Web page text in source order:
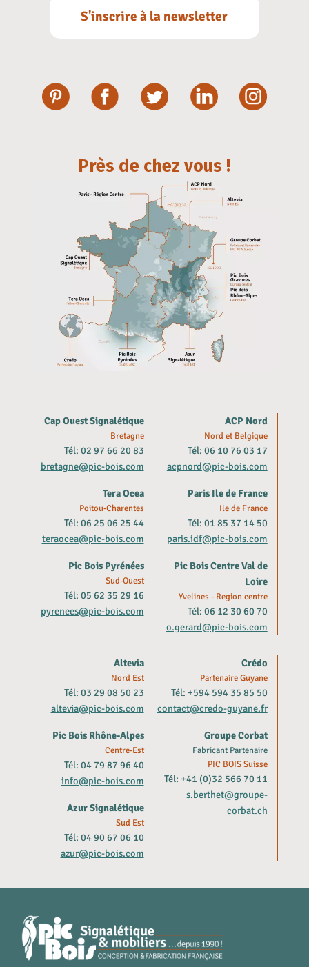
S'inscrire à la newsletter
Près de chez vous !
Cap Ouest Signalétique
Bretagne
Tél: 02 97 66 20 83
bretagne@pic-bois.com
Tera Ocea
Poitou-Charentes
Tél: 06 25 06 25 44
teraocea@pic-bois.com
Pic Bois Pyrénées
Sud-Ouest
Tél: 05 62 35 29 16
pyrenees@pic-bois.com
ACP Nord
Nord et Belgique
Tél: 06 10 76 03 17
acpnord@pic-bois.com
Paris Ile de France
Ile de France
Tél: 01 85 37 14 50
paris.idf@pic-bois.com
Pic Bois Centre Val de
Loire
Yvelines - Region centre
Tél: 06 12 30 60 70
o.gerard@pic-bois.com
Altevia
Nord Est
Tél: 03 29 08 50 23
altevia@pic-bois.com
Pic Bois Rhône-Alpes
Centre-Est
Tél: 04 79 87 96 40
info@pic-bois.com
Azur Signalétique
Sud Est
Tél: 04 90 67 06 10
azur@pic-bois.com
Crédo
Partenaire Guyane
Tél: +594 594 35 85 50
contact@credo-guyane.fr
Groupe Corbat
Fabricant Partenaire
PIC BOIS Suisse
Tél: +41 (0)32 566 70 11
s.berthet@groupe-
corbat.ch